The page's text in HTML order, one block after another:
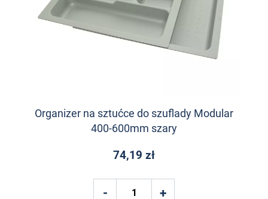
Organizer na sztućce do szuflady Modular
400-600mm szary
74,19 zł